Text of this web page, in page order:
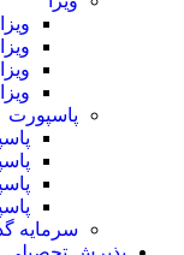
پاسپورت
سرمایه